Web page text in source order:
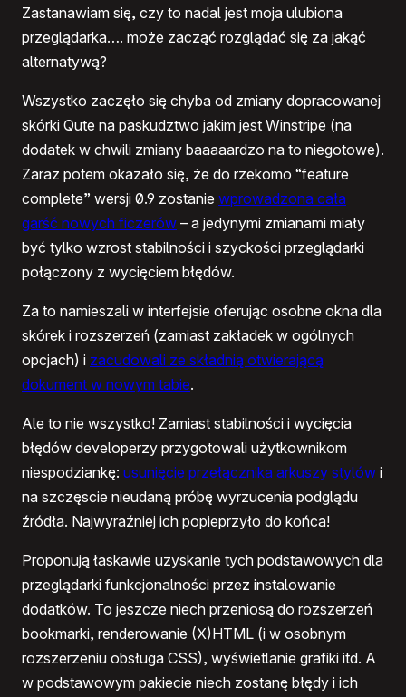
Zastanawiam się, czy to nadal jest moja ulubiona
przeglądarka…. może zacząć rozglądać się za jakąć
alternatywą?
Wszystko zaczęło się chyba od zmiany dopracowanej
skórki Qute na paskudztwo jakim jest Winstripe (na
dodatek w chwili zmiany baaaaardzo na to niegotowe).
Zaraz potem okazało się, że do rzekomo “feature
complete” wersji 0.9 zostanie wprowadzona cała
garść nowych ficzerów – a jedynymi zmianami miały
być tylko wzrost stabilności i szyckości przeglądarki
połączony z wycięciem błędów.
Za to namieszali w interfejsie oferując osobne okna dla
skórek i rozszerzeń (zamiast zakładek w ogólnych
opcjach) i zacudowali ze składnią otwierającą
dokument w nowym tabie.
Ale to nie wszystko! Zamiast stabilności i wycięcia
błędów developerzy przygotowali użytkownikom
niespodziankę: usunięcie przełącznika arkuszy stylów i
na szczęscie nieudaną próbę wyrzucenia podglądu
źródła. Najwyraźniej ich popieprzyło do końca!
Proponują łaskawie uzyskanie tych podstawowych dla
przeglądarki funkcjonalności przez instalowanie
dodatków. To jeszcze niech przeniosą do rozszerzeń
bookmarki, renderowanie (X)HTML (i w osobnym
rozszerzeniu obsługa CSS), wyświetlanie grafiki itd. A
w podstawowym pakiecie niech zostanę błędy i ich